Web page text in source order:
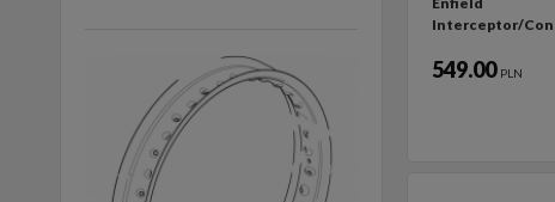
Interceptor/
549.00 PLN